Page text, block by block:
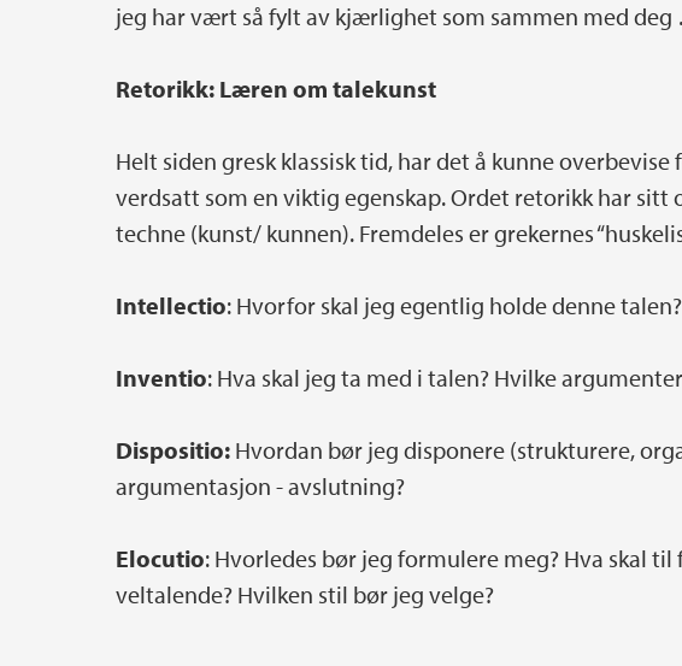
jeg har vært så fylt av kjærlighet som sammen med
Retorikk: Læren om talekunst
Helt siden gresk klassisk tid, har det å kunne
verdsatt som en viktig egenskap. Ordet retorikk har sitt
techne (kunst/ kunnen). Fremdeles er grekernes
Intellectio: Hvorfor skal jeg egentlig holde denne
Inventio: Hva skal jeg ta med i talen? Hvilke
Dispositio: Hvordan bør jeg disponere (strukturere,
argumentasjon - avslutning?
Elocutio: Hvorledes bør jeg formulere meg? Hva skal
veltalende? Hvilken stil bør jeg velge?